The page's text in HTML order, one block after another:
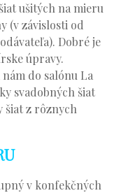
ušitých na mieru
(v závislosti od
Dobré je
úpravy.
do salónu La
svadobných šiat
šiat z rôznych
v konfekčných